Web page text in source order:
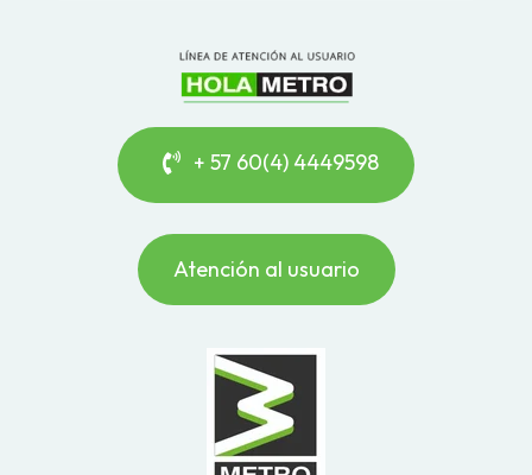
+ 57 60(4) 4449598
Atención al usuario